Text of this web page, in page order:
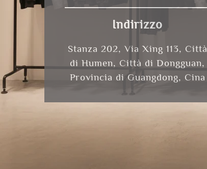
Indirizzo
Stanza 202, Via Xing 113, Città
di Humen, Città di Dongguan,
Provincia di Guangdong, Cina